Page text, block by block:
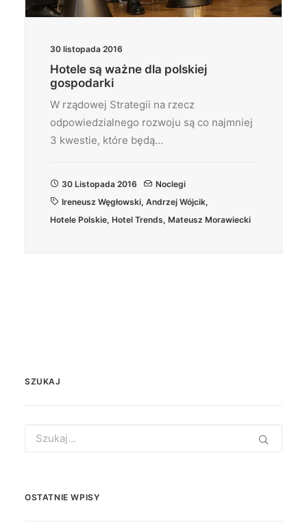
30 listopada 2016
Hotele są ważne dla polskiej
gospodarki
W rządowej Strategii na rzecz
odpowiedzialnego rozwoju są co najmniej
3 kwestie, które będą…
30 Listopada 2016
Noclegi
Ireneusz Węgłowski, Andrzej Wójcik,
Hotele Polskie, Hotel Trends, Mateusz Morawiecki
SZUKAJ
for:
OSTATNIE WPISY